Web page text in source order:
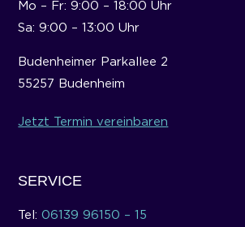
Mo – Fr: 9:00 – 18:00 Uhr
Sa: 9:00 – 13:00 Uhr
Budenheimer Parkallee 2
55257 Budenheim
Jetzt Termin vereinbaren
SERVICE
Tel:06139 96150 – 15